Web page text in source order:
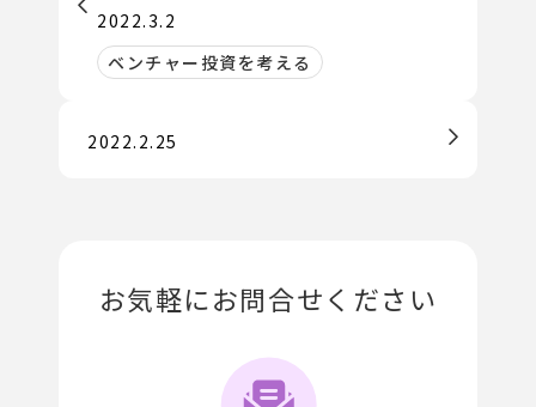
2022.3.2
ベンチャー投資を考える
2022.2.25
お気軽にお問合せください